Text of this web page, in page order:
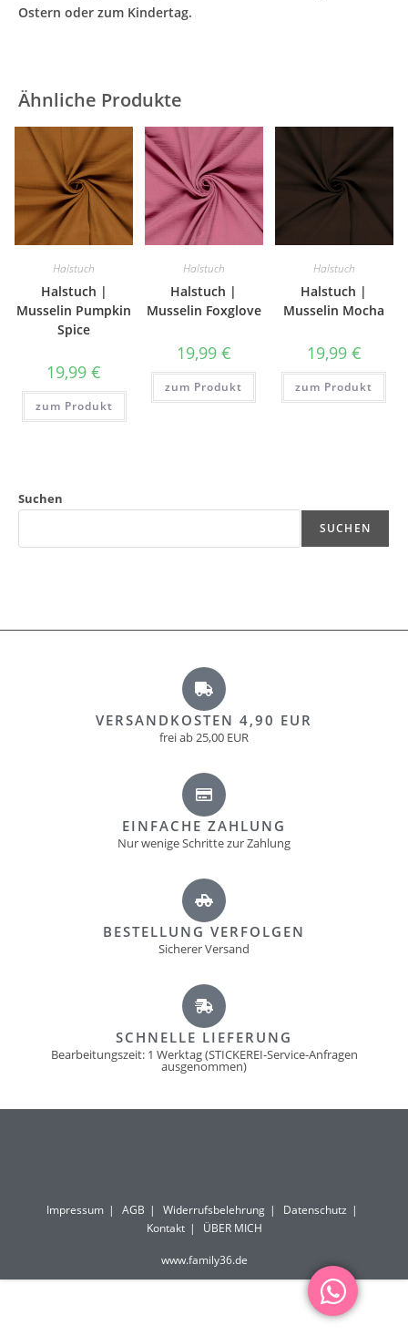
Ostern oder zum Kindertag.
Ähnliche Produkte
Halstuch
Halstuch |
Musselin Pumpkin
Spice
19,99€
zum Produkt
Halstuch
Halstuch |
Musselin Foxglove
19,99 €
zum Produkt
Halstuch
Halstuch |
Musselin Mocha
19,99 €
zum Produkt
Suchen
SUCHEN
VERSANDKOSTEN 4,90 EUR
frei ab 25,00 EUR
EINFACHE ZAHLUNG
Nur wenige Schritte zur Zahlung
BESTELLUNG VERFOLGEN
Sicherer Versand
SCHNELLE LIEFERUNG
Bearbeitungszeit: 1 Werktag (STICKEREI-Service-Anfragen
ausgenommen)
Impressum AGB Widerrufsbelehrung
Datenschutz
Kontakt
ÜBER MICH
www.family36.de